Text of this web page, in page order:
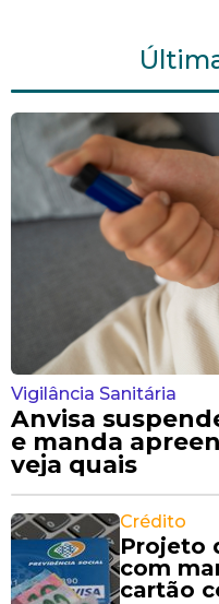
Vigilância Sanitária
Anvisa
e manda
veja quais
Crédito
Projeto
com
cartão